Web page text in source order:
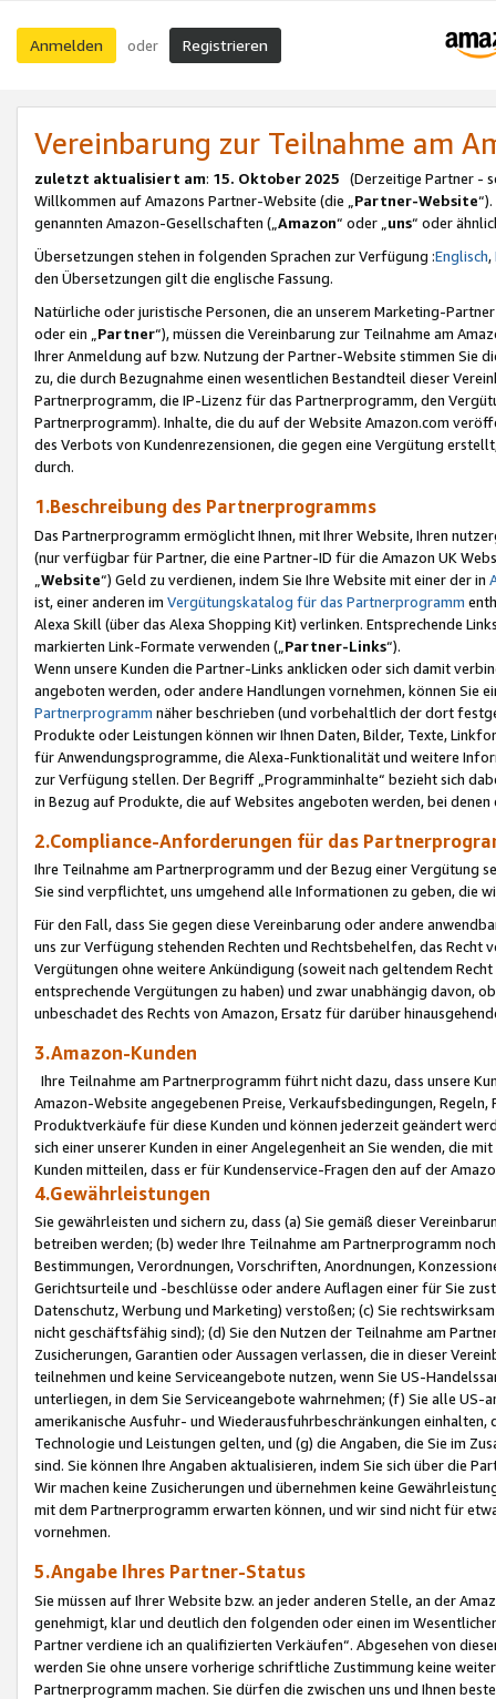
Anmelden oder Registrieren
Vereinbarung zur Teilnahme am
zuletzt aktualisiert am: 15. Oktober 2025 (Derzeitige Partner -
Willkommen auf Amazons Partner-Website (die „Partner-Website
genannten Amazon-Gesellschaften („Amazon“ oder „uns“ oder
Übersetzungen stehen in folgenden Sprachen zur Verfügung :Englisch,
den Übersetzungen gilt die englische Fassung.
Natürliche oder juristische Personen, die an unserem Marketing-
oder ein „Partner“), müssen die Vereinbarung zur Teilnahme am
Ihrer Anmeldung auf bzw. Nutzung der Partner-Website stimmen Sie
zu, die durch Bezugnahme einen wesentlichen Bestandteil dieser
Partnerprogramm, die IP-Lizenz für das Partnerprogramm, den
Partnerprogramm). Inhalte, die du auf der Website Amazon.com
des Verbots von Kundenrezensionen, die gegen eine Vergütung
durch.
1.Beschreibung des Partnerprogramms
Das Partnerprogramm ermöglicht Ihnen, mit Ihrer Website, Ihren
(nur verfügbar für Partner, die eine Partner-ID für die Amazon UK
Website“) Geld zu verdienen, indem Sie Ihre Website mit einer der in
ist, einer anderen im Vergütungskatalog für das Partnerprogramm
Alexa Skill (über das Alexa Shopping Kit) verlinken. Entsprechende
markierten Link-Formate verwenden („ Partner-Links“).
Wenn unsere Kunden die Partner-Links anklicken oder sich damit
angeboten werden, oder andere Handlungen vornehmen, können Sie
Partnerprogramm näher beschrieben (und vorbehaltlich der dort
Produkte oder Leistungen können wir Ihnen Daten, Bilder, Texte,
für Anwendungsprogramme, die Alexa-Funktionalität und weitere
zur Verfügung stellen. Der Begriff „Programminhalte“ bezieht sich
in Bezug auf Produkte, die auf Websites angeboten werden, bei
2.Compliance-Anforderungen für das
Ihre Teilnahme am Partnerprogramm und der Bezug einer Vergütung
Sie sind verpflichtet, uns umgehend alle Informationen zu geben, die
Für den Fall, dass Sie gegen diese Vereinbarung oder andere
uns zur Verfügung stehenden Rechten und Rechtsbehelfen, das
Vergütungen ohne weitere Ankündigung (soweit nach geltendem
entsprechende Vergütungen zu haben) und zwar unabhängig davon,
unbeschadet des Rechts von Amazon, Ersatz für darüber
3.Amazon-Kunden
Ihre Teilnahme am Partnerprogramm führt nicht dazu, dass unsere
Amazon-Website angegebenen Preise, Verkaufsbedingungen,
Produktverkäufe für diese Kunden und können jederzeit geändert
sich einer unserer Kunden in einer Angelegenheit an Sie wenden, die
Kunden mitteilen, dass er für Kundenservice-Fragen den auf der
4.Gewährleistungen
Sie gewährleisten und sichern zu, dass (a) Sie gemäß dieser
betreiben werden; (b) weder Ihre Teilnahme am Partnerprogramm
Bestimmungen, Verordnungen, Vorschriften, Anordnungen,
Gerichtsurteile und -beschlüsse oder andere Auflagen einer für Sie
Datenschutz, Werbung und Marketing) verstoßen; (c) Sie
nicht geschäftsfähig sind); (d) Sie den Nutzen der Teilnahme am
Zusicherungen, Garantien oder Aussagen verlassen, die in dieser
teilnehmen und keine Serviceangebote nutzen, wenn Sie US-
unterliegen, in dem Sie Serviceangebote wahrnehmen; (f) Sie alle
amerikanische Ausfuhr- und Wiederausfuhrbeschränkungen
Technologie und Leistungen gelten, und (g) die Angaben, die Sie im
sind. Sie können Ihre Angaben aktualisieren, indem Sie sich über die
Wir machen keine Zusicherungen und übernehmen keine
mit dem Partnerprogramm erwarten können, und wir sind nicht für
vornehmen.
5.Angabe Ihres Partner-Status
Sie müssen auf Ihrer Website bzw. an jeder anderen Stelle, an der
genehmigt, klar und deutlich den folgenden oder einen im
Partner verdiene ich an qualifizierten Verkäufen“. Abgesehen von
werden Sie ohne unsere vorherige schriftliche Zustimmung keine
Partnerprogramm machen. Sie dürfen die zwischen uns und Ihnen